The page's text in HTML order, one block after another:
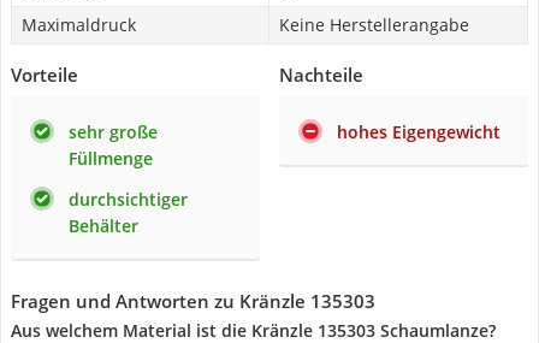
Maximaldruck
Keine Herstellerangabe
Vorteile
sehr große
Füllmenge
durchsichtiger
Behälter
Nachteile
hohes Eigengewicht
Fragen und Antworten zu Kränzle 135303
Aus welchem Material ist die Kränzle 135303 Schaumlanze?